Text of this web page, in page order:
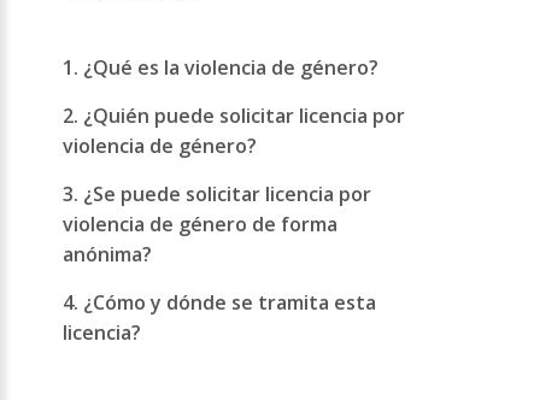
1. ¿Qué es la violencia de género?
2. ¿Quién puede solicitar licencia por
violencia de género?
3. ¿Se puede solicitar licencia por
violencia de género de forma
anónima?
4. ¿Cómo y dónde se tramita esta
licencia?